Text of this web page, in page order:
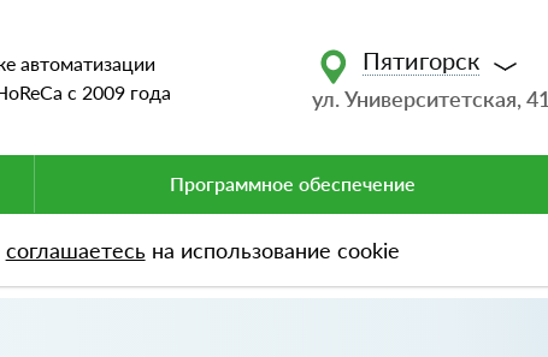
автоматизации
c 2009 года
Пятигорск
ул. Университетская, 41
Программное обеспечение
соглашаетесь на использование cookie